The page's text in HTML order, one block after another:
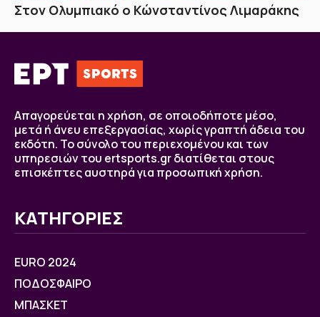
Στον Ολυμπιακό ο Κώνσταντίνος Λιμαράκης
Απαγορεύεται η χρήση, σε οποιοδήποτε μέσο,
μετά ή άνευ επεξεργασίας, χωρίς γραπτή άδεια του
εκδότη. Το σύνολο του περιεχομένου και των
υπηρεσιών του ertsports.gr διατίθεται στους
επισκέπτες αυστηρά για προσωπική χρήση.
ΚΑΤΗΓΟΡΙΕΣ
EURO 2024
ΠΟΔΟΣΦΑΙΡΟ
ΜΠΑΣΚΕΤ